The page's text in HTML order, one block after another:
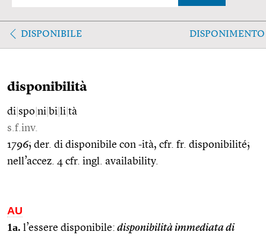
DISPONIBILE DISPONIMENTO
disponibilità
di spo ni bi li tà
s.f.inv.
1796; der. di disponibile con -ità, cfr. fr. disponibilité;
nell’accez. 4 cfr. ingl. availability.
AU
1a. l’essere disponibile: disponibilità immediata di